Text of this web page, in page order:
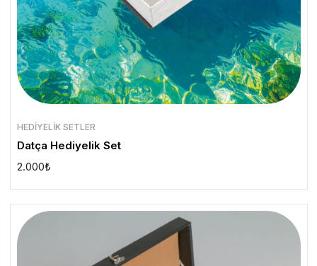
HEDIYELIK SETLER
Datça Hediyelik Set
2.000₺